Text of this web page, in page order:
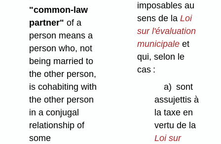
"common-law
partner" of a
person means a
person who, not
being married to
the other person,
is cohabiting with
the other person
in a conjugal
relationship of
some
imposables au
sens de la Loi
sur l'évaluation
municipaleet
qui, selon le
cas :
a) sont
assujettis à
la taxe en
vertu de la
Loi sur